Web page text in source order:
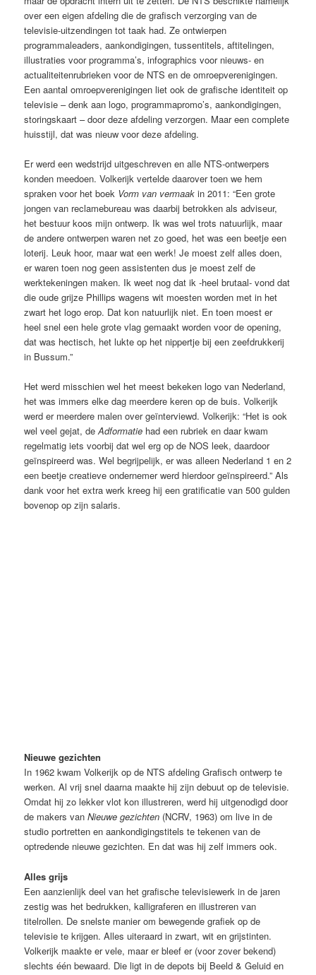
over een eigen afdeling die de grafisch verzorging van de
televisie-uitzendingen tot taak had. Ze ontwierpen
programmaleaders, aankondigingen, tussentitels, aftitelingen,
illustraties voor programma’s, infographics voor nieuws- en
actualiteitenrubrieken voor de NTS en de omroepverenigingen.
Een aantal omroepverenigingen liet ook de grafische identiteit op
televisie – denk aan logo, programmapromo’s, aankondigingen,
storingskaart – door deze afdeling verzorgen. Maar een complete
huisstijl, dat was nieuw voor deze afdeling.
Er werd een wedstrijd uitgeschreven en alle NTS-ontwerpers
konden meedoen. Volkerijk vertelde daarover toen we hem
spraken voor het boek Vorm van vermaak in 2011: “Een grote
jongen van reclamebureau was daarbij betrokken als adviseur,
het bestuur koos mijn ontwerp. Ik was wel trots natuurlijk, maar
de andere ontwerpen waren net zo goed, het was een beetje een
loterij. Leuk hoor, maar wat een werk! Je moest zelf alles doen,
er waren toen nog geen assistenten dus je moest zelf de
werktekeningen maken. Ik weet nog dat ik -heel brutaal- vond dat
die oude grijze Phillips wagens wit moesten worden met in het
zwart het logo erop. Dat kon natuurlijk niet. En toen moest er
heel snel een hele grote vlag gemaakt worden voor de opening,
dat was hectisch, het lukte op het nippertje bij een zeefdrukkerij
in Bussum.”
Het werd misschien wel het meest bekeken logo van Nederland,
het was immers elke dag meerdere keren op de buis. Volkerijk
werd er meerdere malen over geïnterviewd. Volkerijk: “Het is ook
wel veel gejat, deAdformatie had een rubriek en daar kwam
regelmatig iets voorbij dat wel erg op de NOS leek, daardoor
geïnspireerd was. Wel begrijpelijk, er was alleen Nederland 1 en 2
een beetje creatieve ondernemer werd hierdoor geïnspireerd.” Als
dank voor het extra werk kreeg hij een gratificatie van 500 gulden
bovenop op zijn salaris.
Nieuwe gezichten
In 1962 kwam Volkerijk op de NTS afdeling Grafisch ontwerp te
werken. Al vrij snel daarna maakte hij zijn debuut op de televisie.
Omdat hij zo lekker vlot kon illustreren, werd hij uitgenodigd door
de makers vanNieuwe gezichten (NCRV, 1963) om live in de
studio portretten en aankondigingstitels te tekenen van de
optredende nieuwe gezichten. En dat was hij zelf immers ook.
Alles grijs
Een aanzienlijk deel van het grafische televisiewerk in de jaren
zestig was het bedrukken, kalligraferen en illustreren van
titelrollen. De snelste manier om bewegende grafiek op de
televisie te krijgen. Alles uiteraard in zwart, wit en grijstinten.
Volkerijk maakte er vele, maar er bleef er (voor zover bekend)
slechts één bewaard. Die ligt in de depots bij Beeld & Geluid en